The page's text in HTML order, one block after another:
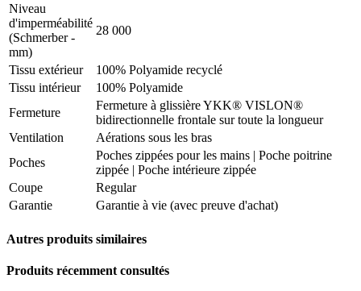
Niveau
d'imperméabilité
(Schmerber -
mm)
28 000
Tissu extérieur
100% Polyamide recyclé
Tissu intérieur
100% Polyamide
Fermeture
Fermeture à glissière YKK® VISLON®
bidirectionnelle frontale sur toute la longueur
Ventilation
Aérations sous les bras
Poches
Poches zippées pour les mains | Poche poitrine
zippée | Poche intérieure zippée
Coupe
Regular
Garantie
Garantie à vie (avec preuve d'achat)
Autres produits similaires
Produits récemment consultés